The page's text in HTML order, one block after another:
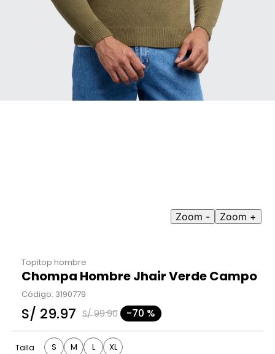
Zoom - Zoom +
Topitop hombre
Chompa Hombre Jhair Verde Campo
Código: 3190779
S/ 29.97 S/ 99.90 -70 %
Talla S M L XL
casaca